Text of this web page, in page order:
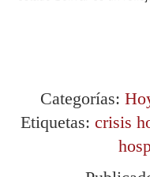
Categorías:
Etiquetas: crisis